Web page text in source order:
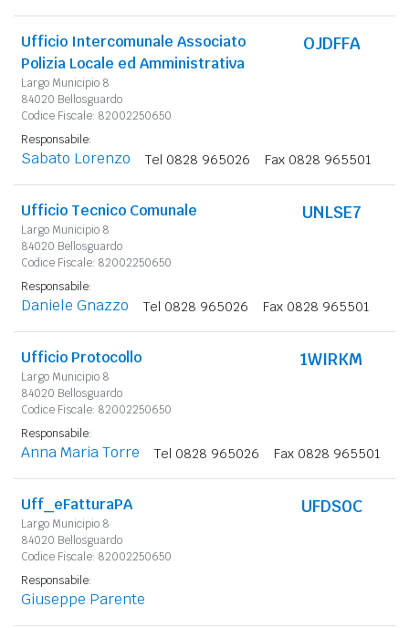
Ufficio Intercomunale Associato
Polizia Locale ed Amministrativa
Largo Municipio 8
84020 Bellosguardo
Codice Fiscale: 82002250650
OJDFFA
Responsabile:
Sabato Lorenzo Tel 0828 965026 Fax 0828 965501
Ufficio Tecnico Comunale
Largo Municipio 8
84020 Bellosguardo
Codice Fiscale: 82002250650
UNLSE7
Responsabile:
Daniele Gnazzo Tel 0828 965026 Fax 0828 965501
Ufficio Protocollo
Largo Municipio 8
84020 Bellosguardo
Codice Fiscale: 82002250650
1WIRKM
Responsabile:
Anna Maria Torre Tel 0828 965026 Fax 0828 965501
Uff_eFatturaPA
Largo Municipio 8
84020 Bellosguardo
Codice Fiscale: 82002250650
UFDS0C
Responsabile:
Giuseppe Parente